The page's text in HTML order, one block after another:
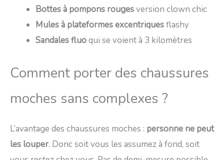
Bottes à pompons rougesversion clown chic
Mules à plateformes excentriquesflashy
Sandales fluoqui se voient à 3 kilomètres
Comment porter des chaussures
moches sans complexes ?
L’avantage des chaussures moches : personne ne peut
les louper. Donc soit vous les assumez à fond, soit